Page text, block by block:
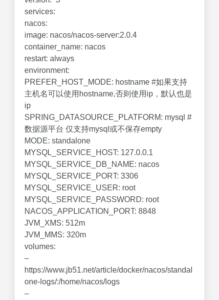
services:
nacos:
image: nacos/nacos-server:2.0.4
container_name: nacos
restart: always
environment:
PREFER_HOST_MODE: hostname #如果支持
主机名可以使用hostname,否则使用ip，默认也是
ip
SPRING_DATASOURCE_PLATFORM: mysql #
数据源平台 仅支持mysql或不保存empty
MODE: standalone
MYSQL_SERVICE_HOST: 127.0.0.1
MYSQL_SERVICE_DB_NAME: nacos
MYSQL_SERVICE_PORT: 3306
MYSQL_SERVICE_USER: root
MYSQL_SERVICE_PASSWORD: root
NACOS_APPLICATION_PORT: 8848
JVM_XMS: 512m
JVM_MMS: 320m
volumes:
–
https://www.jb51.net/article/docker/nacos/standal
one-logs/:/home/nacos/logs
–